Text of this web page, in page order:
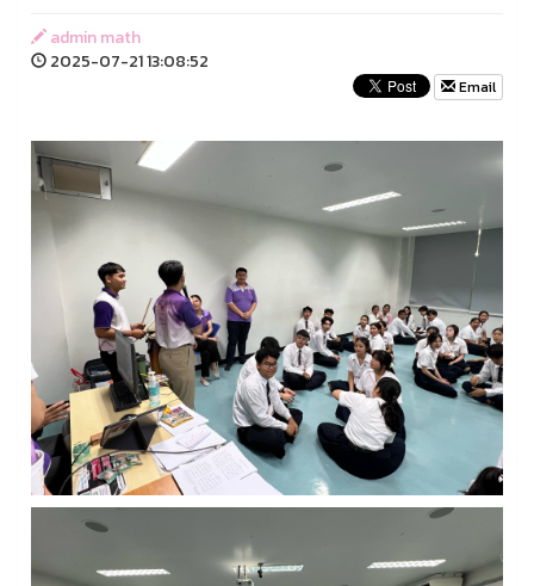
admin math
2025-07-21 13:08:52
Email